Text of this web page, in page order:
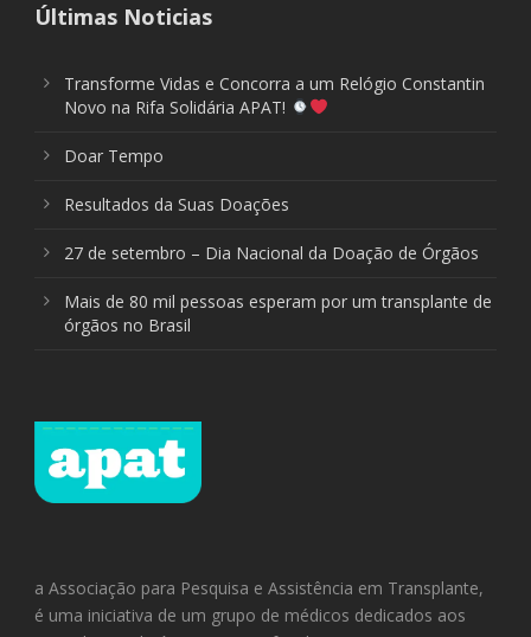
Últimas Noticias
Transforme Vidas e Concorra a um Relógio Constantin
Novo na Rifa Solidária APAT!
Doar Tempo
Resultados da Suas Doações
27 de setembro – Dia Nacional da Doação de Órgãos
Mais de 80 mil pessoas esperam por um transplante de
órgãos no Brasil
a Associação para Pesquisa e Assistência em Transplante,
é uma iniciativa de um grupo de médicos dedicados aos